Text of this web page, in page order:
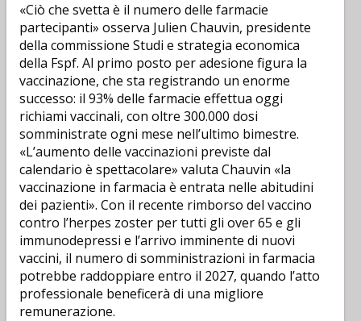
«Ciò che svetta è il numero delle farmacie
partecipanti» osserva Julien Chauvin, presidente
della commissione Studi e strategia economica
della Fspf. Al primo posto per adesione figura la
vaccinazione, che sta registrando un enorme
successo: il 93% delle farmacie effettua oggi
richiami vaccinali, con oltre 300.000 dosi
somministrate ogni mese nell’ultimo bimestre.
«L’aumento delle vaccinazioni previste dal
calendario è spettacolare» valuta Chauvin «la
vaccinazione in farmacia è entrata nelle abitudini
dei pazienti». Con il recente rimborso del vaccino
contro l’herpes zoster per tutti gli over 65 e gli
immunodepressi e l’arrivo imminente di nuovi
vaccini, il numero di somministrazioni in farmacia
potrebbe raddoppiare entro il 2027, quando l’atto
professionale beneficerà di una migliore
remunerazione.